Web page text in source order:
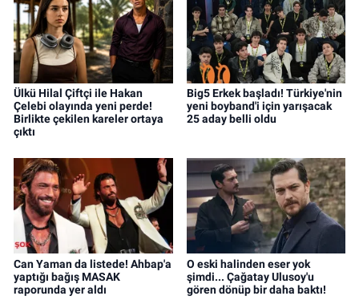
Ülkü Hilal Çiftçi ile Hakan
Çelebi olayında yeni perde!
Birlikte çekilen kareler ortaya
çıktı
Big5 Erkek başladı! Türkiye'nin
yeni boyband'i için yarışacak
25 aday belli oldu
Can Yaman da listede! Ahbap'a
yaptığı bağış MASAK
raporunda yer aldı
O eski halinden eser yok
şimdi... Çağatay Ulusoy'u
gören dönüp bir daha baktı!